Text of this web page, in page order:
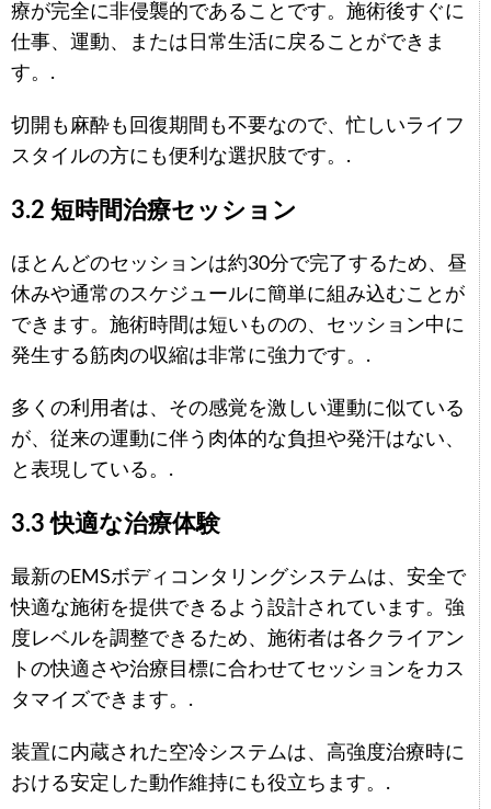
療が完全に非侵襲的であることです。施術後すぐに
仕事、運動、または日常生活に戻ることができま
す。.
切開も麻酔も回復期間も不要なので、忙しいライフ
スタイルの方にも便利な選択肢です。.
3.2 短時間治療セッション
ほとんどのセッションは約30分で完了するため、昼
休みや通常のスケジュールに簡単に組み込むことが
できます。施術時間は短いものの、セッション中に
発生する筋肉の収縮は非常に強力です。.
多くの利用者は、その感覚を激しい運動に似ている
が、従来の運動に伴う肉体的な負担や発汗はない、
と表現している。.
3.3 快適な治療体験
最新のEMSボディコンタリングシステムは、安全で
快適な施術を提供できるよう設計されています。強
度レベルを調整できるため、施術者は各クライアン
トの快適さや治療目標に合わせてセッションをカス
タマイズできます。.
装置に内蔵された空冷システムは、高強度治療時に
おける安定した動作維持にも役立ちます。.